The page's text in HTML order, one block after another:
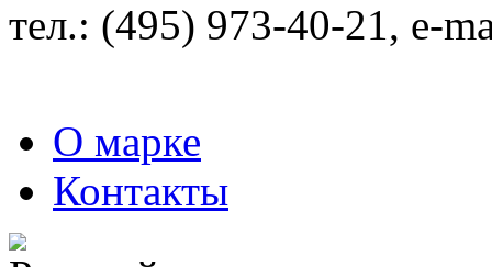
тел.: (495) 973-40-21, e-
О марке
Контакты